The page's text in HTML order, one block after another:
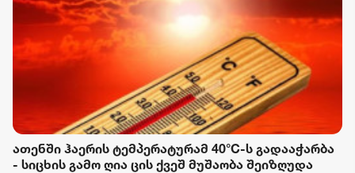
ათენში ჰაერის ტემპერატურამ 40°C-ს გადააჭარბა
- სიცხის გამო ღია ცის ქვეშ მუშაობა შეიზღუდა